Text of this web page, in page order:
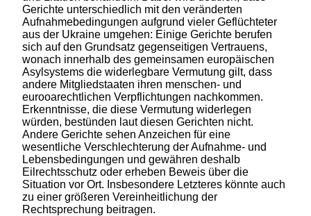
Gerichte unterschiedlich mit den veränderten
Aufnahmebedingungen aufgrund vieler Geflüchteter
aus der Ukraine umgehen: Einige Gerichte berufen
sich auf den Grundsatz gegenseitigen Vertrauens,
wonach innerhalb des gemeinsamen europäischen
Asylsystems die widerlegbare Vermutung gilt, dass
andere Mitgliedstaaten ihren menschen- und
eurooarechtlichen Verpflichtungen nachkommen.
Erkenntnisse, die diese Vermutung widerlegen
würden, bestünden laut diesen Gerichten nicht.
Andere Gerichte sehen Anzeichen für eine
wesentliche Verschlechterung der Aufnahme- und
Lebensbedingungen und gewähren deshalb
Eilrechtsschutz oder erheben Beweis über die
Situation vor Ort. Insbesondere Letzteres könnte auch
zu einer größeren Vereinheitlichung der
Rechtsprechung beitragen.